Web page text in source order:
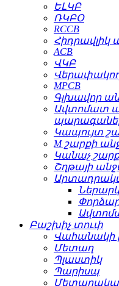
ԵԼԿԲ
ՌԿԲՕ
RCCB
Հիդրավլիկ
ACB
ՎԿԲ
MPCB
Գլխավոր
Ավտոմատ
Կապույտ
M շարքի
Կանաչ
Շղթայի
Բաշխիչ տուփ
Վահանակի
Մետաղ
Պլաստիկ
Պարիսպ